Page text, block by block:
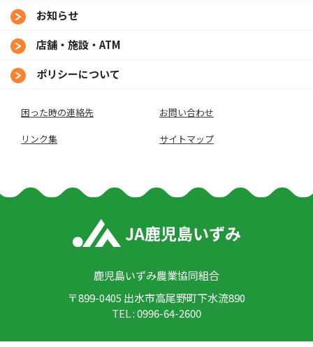
お知らせ
店舗・施設・ATM
ポリシーについて
困った時の連絡先
お問い合わせ
リンク集
サイトマップ
鹿児島いずみ農業協同組合
〒899-0405 出水市高尾野町下水流890
TEL : 0996-64-2600